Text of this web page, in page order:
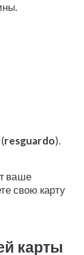
resguardo).
ваше
свою карту
карты